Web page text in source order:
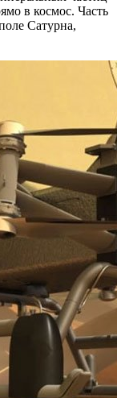
в космос. Часть
Сатурна,